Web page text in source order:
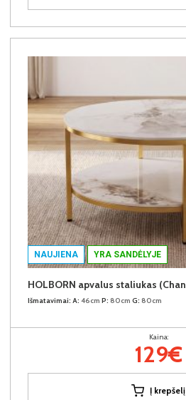
NAUJIENA YRA SANDĖLYJE
Išmatavimai: A: 46cm P: 80cm G: 80cm
Kaina:
129€
Į krepšelį